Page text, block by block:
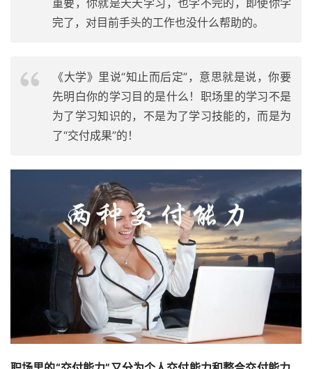
完了，对目前手头的工作也没什么帮助的。
《大学》里说“知止而后定”，意思就是说，你要
先明白你的学习目的是什么！职场里的学习不是
为了学习知识的，不是为了学习技能的，而是为
了“交付成果”的！